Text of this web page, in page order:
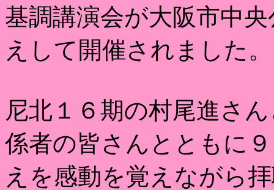
基調講演会が大阪市中
えして開催されました。
尼北１６期の村尾進さ
係者の皆さんとともに
えを感動を覚えながら